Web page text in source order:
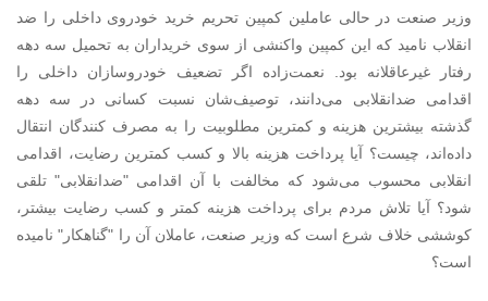
وزیر صنعت در حالی عاملین کمپین تحریم خرید خودروی داخلی را ضد
انقلاب نامید که این کمپین واکنشی از سوی خریداران به تحمیل سه دهه
رفتار غیرعاقلانه بود. نعمت‌زاده اگر تضعیف خودروسازان داخلی را
اقدامی ضدانقلابی می‌دانند، توصیف‌شان نسبت کسانی در سه دهه
گذشته بیشترین هزینه و کمترین مطلوبیت را به مصرف کنندگان انتقال
داده‌اند، چیست؟ آیا پرداخت هزینه بالا و کسب کمترین رضایت، اقدامی
انقلابی محسوب می‌شود که مخالفت با آن اقدامی "ضدانقلابی" تلقی
شود؟ آیا تلاش مردم برای پرداخت هزینه کمتر و کسب رضایت بیشتر،
کوششی خلاف شرع است که وزیر صنعت، عاملان آن را "گناهکار" نامیده
است؟